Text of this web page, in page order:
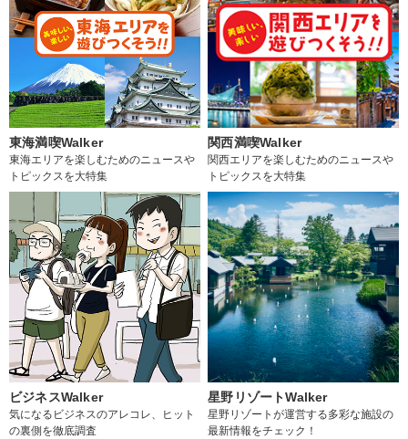
東海満喫Walker
東海エリアを楽しむためのニュースや
トピックスを大特集
関西満喫Walker
関西エリアを楽しむためのニュースや
トピックスを大特集
ビジネスWalker
気になるビジネスのアレコレ、ヒット
の裏側を徹底調査
星野リゾートWalker
星野リゾートが運営する多彩な施設の
最新情報をチェック！